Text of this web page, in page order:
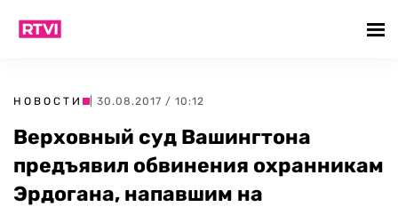
НОВОСТИ | 30.08.2017 / 10:12
Верховный суд Вашингтона
предъявил обвинения охранникам
Эрдогана, напавшим на